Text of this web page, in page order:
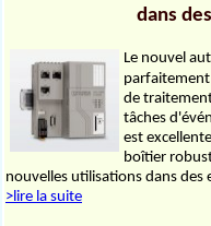
dans
Le nouvel
parfaitement
de
tâches
est
boîtier
nouvelles utilisations dans
>lire la suite